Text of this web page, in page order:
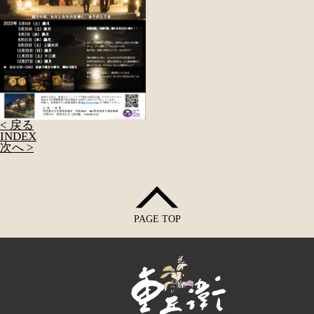
< 戻る
INDEX
次へ >
PAGE TOP